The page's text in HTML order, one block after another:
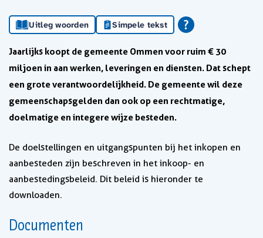
Uitleg woorden Simpele tekst
Jaarlijks koopt de gemeente Ommen voor ruim € 30
miljoen in aan werken, leveringen en diensten. Dat schept
een grote verantwoordelijkheid. De gemeente wil deze
gemeenschapsgelden dan ook op een rechtmatige,
doelmatige en integere wijze besteden.
De doelstellingen en uitgangspunten bij het inkopen en
aanbesteden zijn beschreven in het inkoop- en
aanbestedingsbeleid. Dit beleid is hieronder te
downloaden.
Documenten